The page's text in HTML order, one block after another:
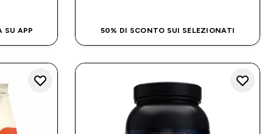
SU APP 50% DI SCONTO SUI SELEZIONATI